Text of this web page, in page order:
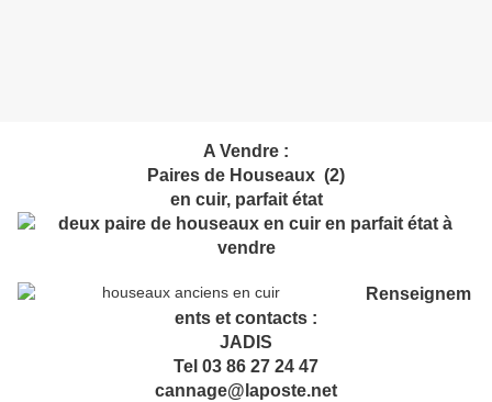
A Vendre :
Paires de Houseaux (2)
en cuir, parfait état
Renseignem
ents et contacts :
JADIS
Tel 03 86 27 24 47
cannage@laposte.net